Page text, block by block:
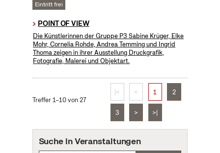
Eintritt frei
POINT OF VIEW
Die Künstlerinnen der Gruppe P3 Sabine Krüger, Elke
Mohr, Cornelia Rohde, Andrea Temming und Ingrid
Thoma zeigen in ihrer Ausstellung Druckgrafik,
Fotografie, Malerei und Objektart.
Treffer 1–10 von 27
|< < 1 2
3 > >|
Suche in Veranstaltungen